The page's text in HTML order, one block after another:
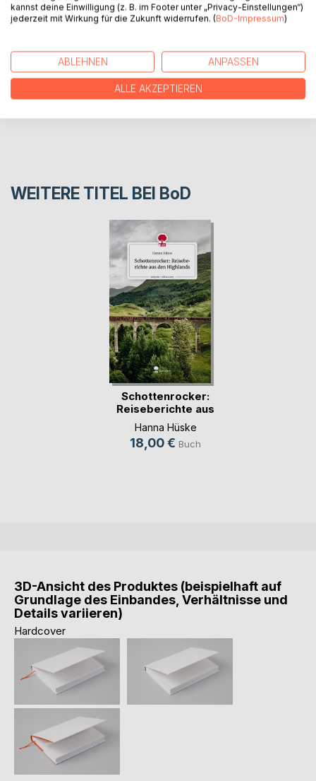
AUTOR/IN
PRESSESTIMMEN
REZENSIONEN
WEITERE TITEL BEI BoD
Schottenrocker:
Reiseberichte aus
(...)
Hanna Hüske
18,00 € Buch
3D-Ansicht des Produktes (beispielhaft auf
Grundlage des Einbandes, Verhältnisse und
Details variieren)
Hardcover
kannst deine Einwilligung (z. B. im Footer unter „Privacy-Einstellungen“)
jederzeit mit Wirkung für die Zukunft widerrufen. (BoD-Impressum)
ABLEHNEN ANPASSEN
ALLE AKZEPTIEREN